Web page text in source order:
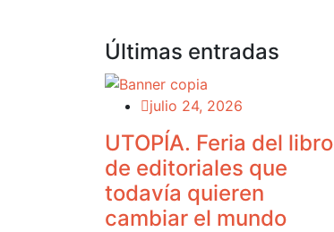
Últimas entradas
julio 24, 2026
UTOPÍA. Feria del libro
de editoriales que
todavía quieren
cambiar el mundo